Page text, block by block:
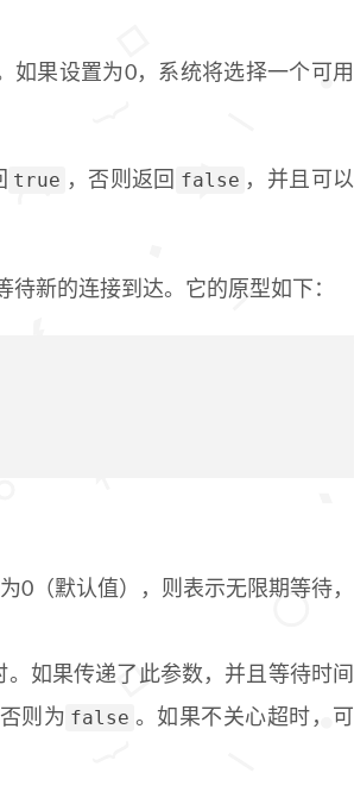
如果设置为0，系统将选择一个可用
true ，否则返回 false ，并且可以
待新的连接到达。它的原型如下：
0（默认值），则表示无限期等待，
如果传递了此参数，并且等待时间
则为 false 。如果不关心超时，可